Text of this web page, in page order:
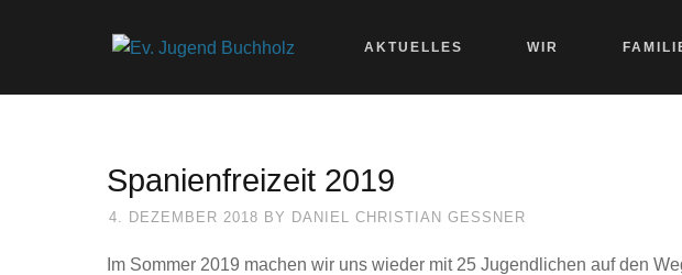
AKTUELLES WIR
Spanienfreizeit 2019
4. DEZEMBER 2018 BY DANIEL CHRISTIAN GESSNER
Im Sommer 2019 machen wir uns wieder mit 25 Jugendlichen auf den